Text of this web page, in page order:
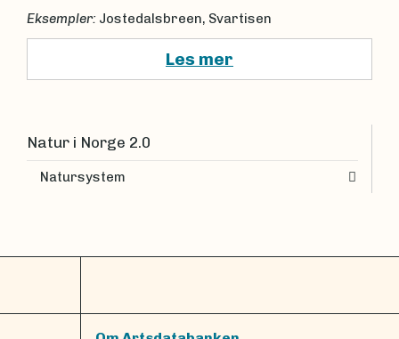
Eksempler: Jostedalsbreen, Svartisen
Les mer
Natur i Norge 2.0
Natursystem